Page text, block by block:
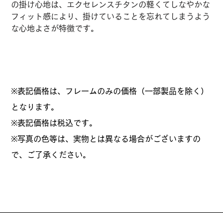
の掛け心地は、エクセレンスチタンの軽くてしなやかな
フィット感により、掛けていることを忘れてしまうよう
な心地よさが特徴です。
※表記価格は、フレームのみの価格（一部製品を除く）
となります。
​※表記価格は税込です。
※写真の色等は、実物とは異なる場合がございますの
で、ご了承ください。